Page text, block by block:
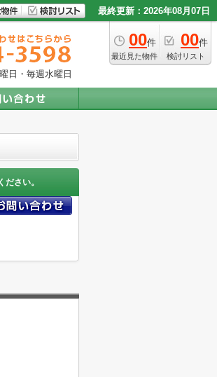
最終更新：2026年08月07日
00件
最近見た物件
00件
検討リスト
日・毎週水曜日
さい。